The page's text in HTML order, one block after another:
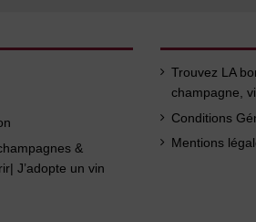
&
J’adopte un vin
Trouvez LA
champagne,
Conditions
Mentions